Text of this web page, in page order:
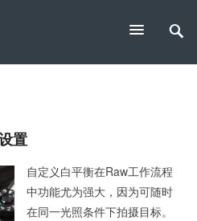
置
自定义白平衡在Raw工作流程
中功能尤为强大，因为可随时
在同一光照条件下拍摄目标。